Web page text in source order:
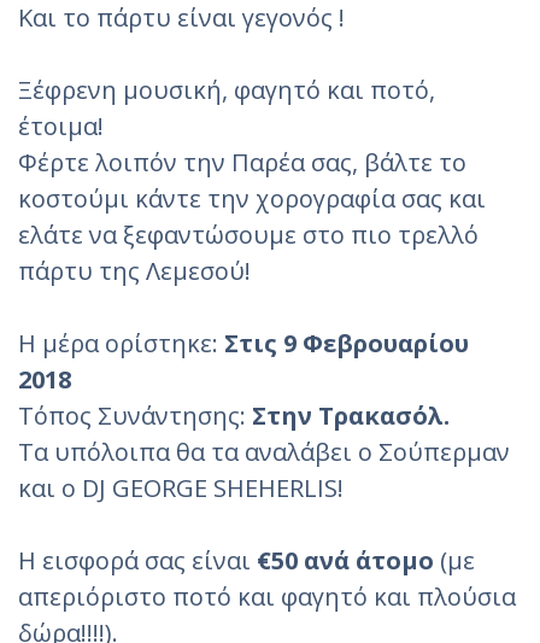
Και το πάρτυ είναι γεγονός !
Ξέφρενη μουσική, φαγητό και ποτό,
έτοιμα!
Φέρτε λοιπόν την Παρέα σας, βάλτε το
κοστούμι κάντε την χορογραφία σας και
ελάτε να ξεφαντώσουμε στο πιο τρελλό
πάρτυ της Λεμεσού!
Η μέρα ορίστηκε: Στις 9 Φεβρουαρίου
2018
Τόπος Συνάντησης: Στην Τρακασόλ.
Τα υπόλοιπα θα τα αναλάβει ο Σούπερμαν
και ο DJ GEORGE SHEHERLIS!
Η εισφορά σας είναι €50 ανά άτομο (με
απεριόριστο ποτό και φαγητό και πλούσια
δώρα!!!!).